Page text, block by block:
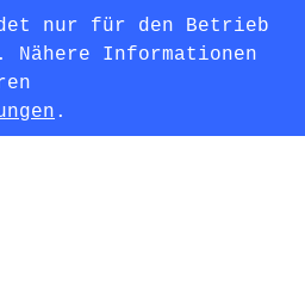
nur für den Betrieb
Nähere Informationen
.